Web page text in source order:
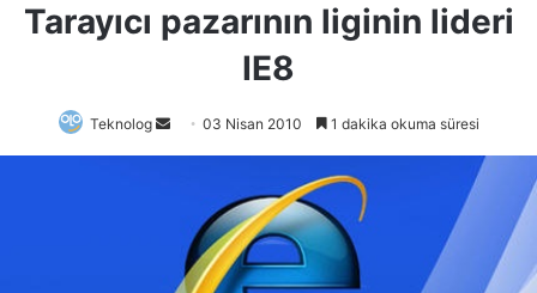
Tarayıcı pazarının liginin lideri
IE8
Teknolog
Bir
e-
göndermek
03 Nisan 2010 1 dakika okuma süresi